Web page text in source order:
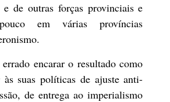
e de outras forças provinciais e
em várias províncias
encarar o resultado como
suas políticas de ajuste anti-
de entrega ao imperialismo